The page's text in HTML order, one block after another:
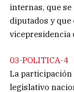
internas, que
diputados y
vicepresidencia
03-POLITICA-4
La participación
legislativo